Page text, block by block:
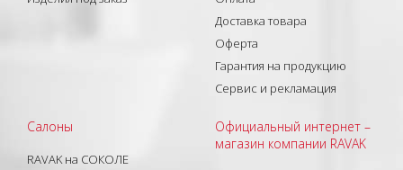
Доставка товара
Оферта
Гарантия на продукцию
Сервис и рекламация
Салоны
RAVAK на СОКОЛЕ
Официальный интернет –
магазин компании RAVAK